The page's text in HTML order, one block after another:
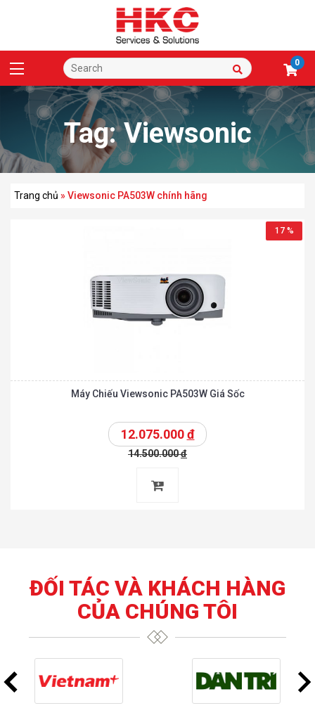
0
Tag:Viewsonic
PA503W chính hãng
Trang chủ »Viewsonic PA503W chính hãng
17 %
Máy Chiếu Viewsonic PA503W Giá Sốc
12.075.000đ
14.500.000đ
ĐỐI TÁC VÀ KHÁCH HÀNG
CỦA CHÚNG TÔI